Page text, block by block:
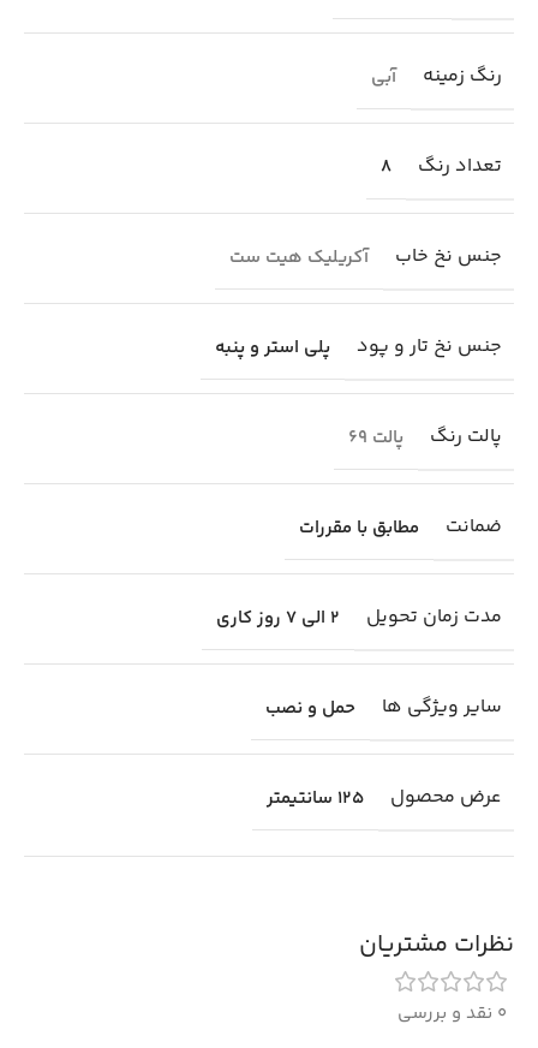
رنگ زمینه آبی
تعداد رنگ 8
جنس نخ خاب آکریلیک هیت ست
جنس نخ تار و پود پلی استر و پنبه
پالت رنگ پالت 69
ضمانت مطابق با مقررات
مدت زمان تحویل 2 الی 7 روز کاری
سایر ویژگی ها حمل و نصب
عرض محصول 125 سانتیمتر
نظرات مشتریان
0 نقد و بررسی